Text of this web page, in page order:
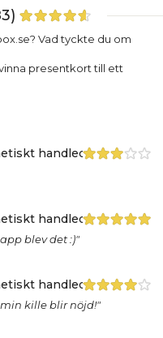
Vad tyckte du om
presentkort till ett
handledsband,
handledsband,
blev det :)"
handledsband,
kille blir nöjd!"